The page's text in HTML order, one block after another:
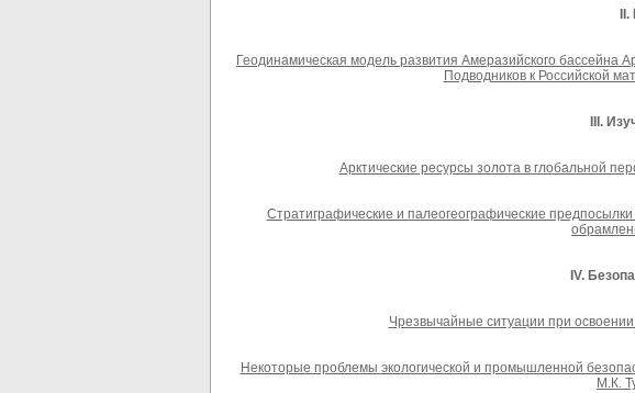
II.
Геодинамическая модель развития Амеразийского
Подводников к Российской
III.
Арктические ресурсы золота в глобальной
Стратиграфические и палеогеографические
IV.
Чрезвычайные ситуации при
Некоторые проблемы экологической и промышленной
М.К.